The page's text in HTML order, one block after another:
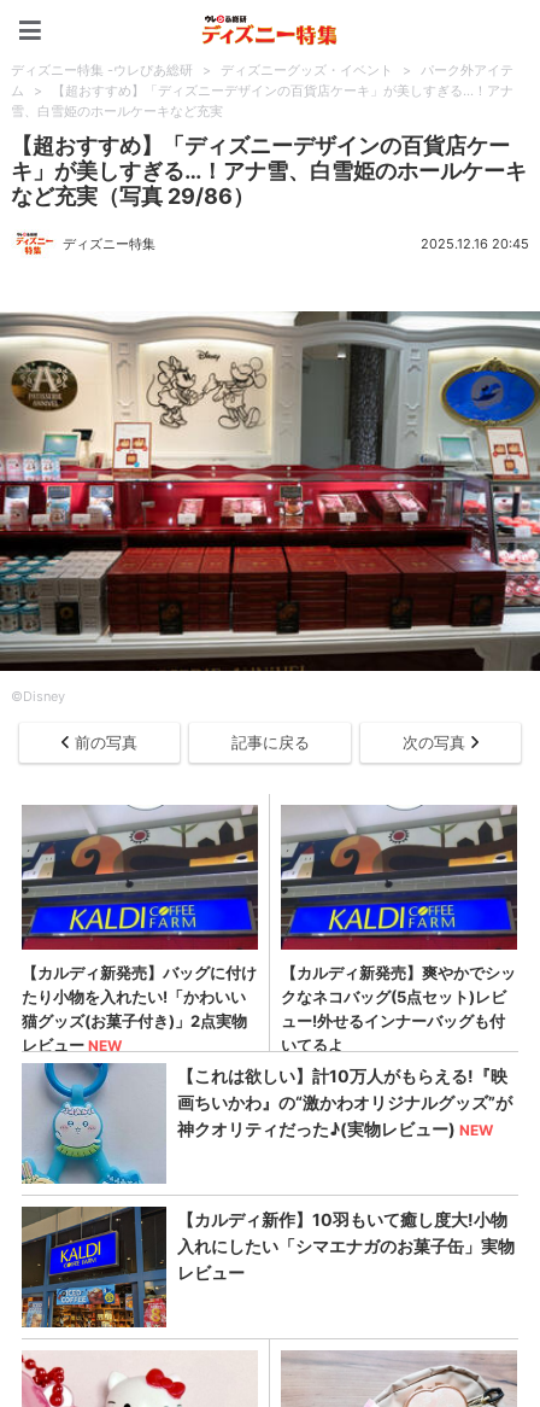
ディズニー特集 -ウレぴあ総研 > ディズニーグッズ・イベント >
パーク外アイテ
ム
>
【超おすすめ】「ディズニーデザインの百貨店ケーキ」が美しすぎる…！アナ
雪、白雪姫のホールケーキなど充実
【超おすすめ】「ディズニーデザインの百貨店ケー
キ」が美しすぎる…！アナ雪、白雪姫のホールケーキ
など充実（写真 29/86）
ディズニー特集 2025.12.16 20:45
©Disney
前の写真 記事に戻る 次の写真